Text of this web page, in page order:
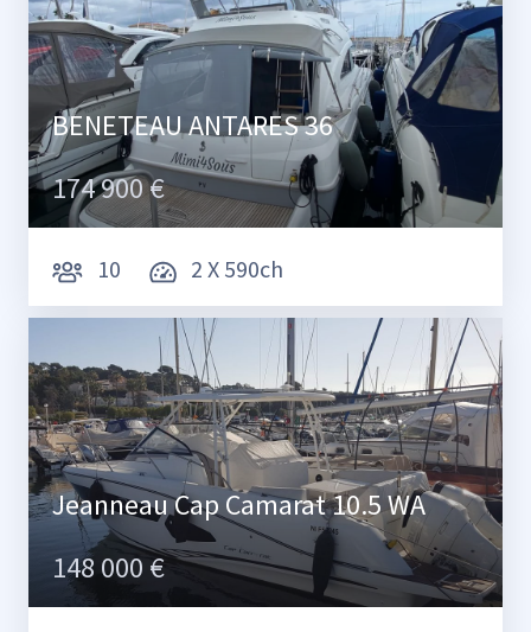
BENETEAU ANTARES 36
174 900 €
10 2 X 590ch
Jeanneau Cap Camarat 10.5 WA
148 000 €